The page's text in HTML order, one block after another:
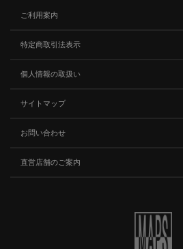
ご利用案内
特定商取引法表示
個人情報の取扱い
サイトマップ
お問い合わせ
直営店舗のご案内